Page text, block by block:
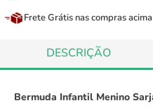
Frete Grátis nas compras
DESCRIÇÃO
Bermuda Infantil Menino